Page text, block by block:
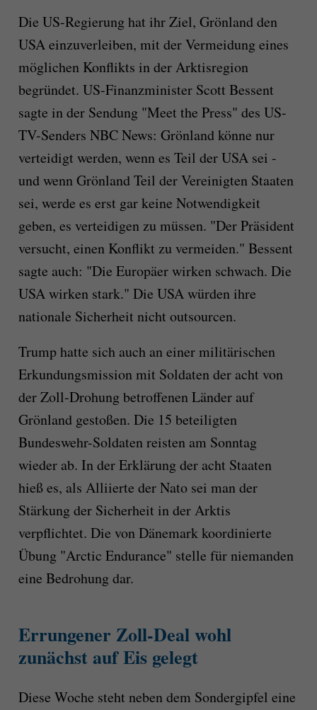
Die US-Regierung hat ihr Ziel, Grönland den
USA einzuverleiben, mit der Vermeidung eines
möglichen Konflikts in der Arktisregion
begründet. US-Finanzminister Scott Bessent
sagte in der Sendung "Meet the Press" des US-
TV-Senders NBC News: Grönland könne nur
verteidigt werden, wenn es Teil der USA sei -
und wenn Grönland Teil der Vereinigten Staaten
sei, werde es erst gar keine Notwendigkeit
geben, es verteidigen zu müssen. "Der Präsident
versucht, einen Konflikt zu vermeiden." Bessent
sagte auch: "Die Europäer wirken schwach. Die
USA wirken stark." Die USA würden ihre
nationale Sicherheit nicht outsourcen.
Trump hatte sich auch an einer militärischen
Erkundungsmission mit Soldaten der acht von
der Zoll-Drohung betroffenen Länder auf
Grönland gestoßen. Die 15 beteiligten
Bundeswehr-Soldaten reisten am Sonntag
wieder ab. In der Erklärung der acht Staaten
hieß es, als Alliierte der Nato sei man der
Stärkung der Sicherheit in der Arktis
verpflichtet. Die von Dänemark koordinierte
Übung "Arctic Endurance" stelle für niemanden
eine Bedrohung dar.
Errungener Zoll-Deal wohl
zunächst auf Eis gelegt
Diese Woche steht neben dem Sondergipfel eine